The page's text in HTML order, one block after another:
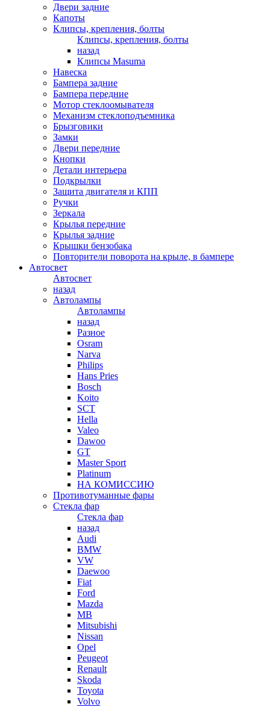
Двери задние
Капоты
Клипсы, крепления, болты
Клипсы, крепления, болты
назад
Клипсы Masuma
Навеска
Бампера задние
Бампера передние
Мотор стеклоомывателя
Механизм стеклоподъемника
Брызговики
Замки
Двери передние
Кнопки
Детали интерьера
Подкрылки
Защита двигателя и КПП
Ручки
Зеркала
Крылья передние
Крылья задние
Крышки бензобака
Повторители поворота на крыле, в бампере
Автосвет
Автосвет
назад
Автолампы
Автолампы
назад
Разное
Osram
Narva
Philips
Hans Pries
Bosch
Koito
SCT
Hella
Valeo
Dawoo
GT
Master Sport
Platinum
НА КОМИССИЮ
Противотуманные фары
Стекла фар
Стекла фар
назад
Audi
BMW
VW
Daewoo
Fiat
Ford
Mazda
MB
Mitsubishi
Nissan
Opel
Peugeot
Renault
Skoda
Toyota
Volvo